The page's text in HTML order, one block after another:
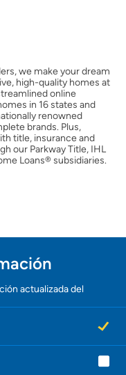
we make your dream
high-quality homes at
online
in 16 states and
renowned
brands. Plus,
title, insurance and
our Parkway Title, IHL
Loans® subsidiaries.
actualizada del